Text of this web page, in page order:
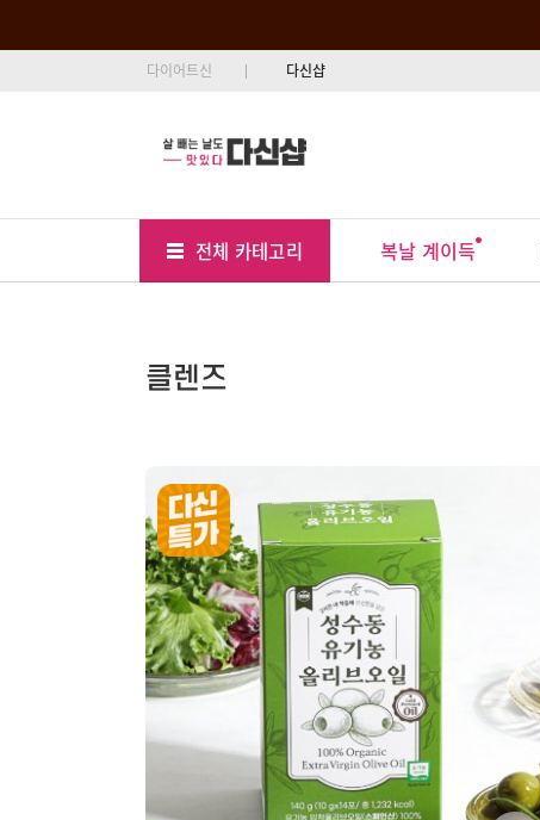
다이어트신 다신샵
Tab
전체 카테고리 복날 계이득
클렌즈